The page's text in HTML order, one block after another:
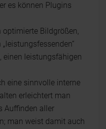
es können Plugins
optimierte Bildgrößen,
einen leistungsfähigen
eine sinnvolle interne
erleichtert man
Auffinden aller
man weist damit auch